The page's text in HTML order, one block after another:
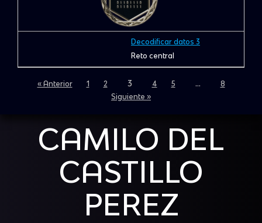
Decodificar datos 3
Reto central
« Anterior 1 2 3 4 5 …
8
Siguiente »
CAMILO DEL
CASTILLO
PEREZ